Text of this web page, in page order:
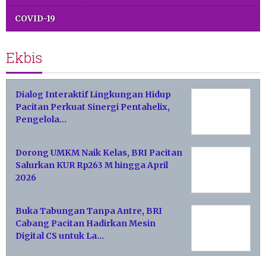
COVID-19
Ekbis
Dialog Interaktif Lingkungan Hidup
Pacitan Perkuat Sinergi Pentahelix,
Pengelola…
Dorong UMKM Naik Kelas, BRI Pacitan
Salurkan KUR Rp263 M hingga April
2026
Buka Tabungan Tanpa Antre, BRI
Cabang Pacitan Hadirkan Mesin
Digital CS untuk La…